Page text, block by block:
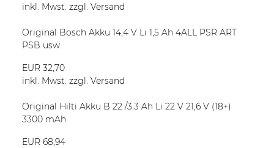
inkl. Mwst. zzgl. Versand
Original Bosch Akku 14,4 V Li 1,5 Ah 4ALL PSR ART
PSB usw.
EUR 32,70
inkl. Mwst. zzgl. Versand
Original Hilti Akku B 22 /3.3 Ah Li 22 V 21,6 V (18+)
3300 mAh
EUR 68,94